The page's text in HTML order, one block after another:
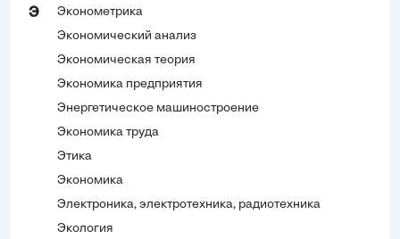
Э
Эконометрика
Экономический анализ
Экономическая теория
Экономика предприятия
Энергетическое машиностроение
Экономика труда
Этика
Экономика
Электроника, электротехника, радиотехника
Экология